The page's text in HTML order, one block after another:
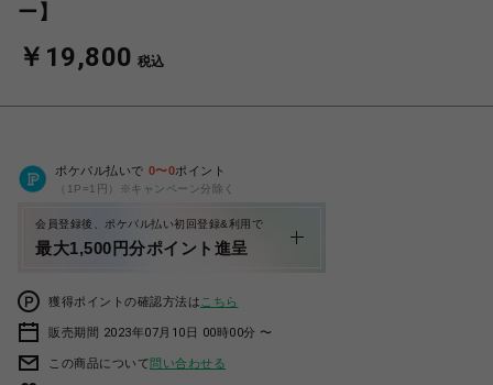
ー】
￥19,800 税込
ポケパル払いで 0〜0ポイント
（1P=1円）※キャンペーン分除く
会員登録後、ポケパル払い初回登録&利用で
最大1,500円分ポイント進呈
獲得ポイントの確認方法は こちら
販売期間 2023年07月10日 00時00分 〜
この商品について問い合わせる